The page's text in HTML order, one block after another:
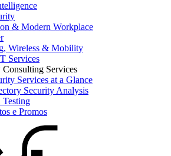
& Modern Workplace
Wireless & Mobility
Services
Consulting Services
Services at a Glance
Security Analysis
Testing
e Promos